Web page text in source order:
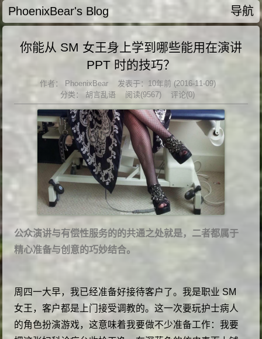
PhoenixBear's Blog 导航
你能从 SM 女王身上学到哪些能用在演讲
PPT 时的技巧？
作者： PhoenixBear
发表于：10年前 (2016-11-09)
分类：
胡言乱语 阅读(9567) 评论(0)
公众演讲与有偿性服务的的共通之处就是，二者都属于
精心准备与创意的巧妙结合。
周四一大早，我已经准备好接待客户了。我是职业 SM
女王，客户都是上门接受调教的。这一次要玩护士病人
的角色扮演游戏，这意味着我要做不少准备工作：我要